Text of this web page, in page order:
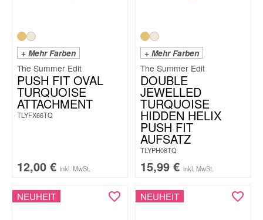
+ Mehr Farben
The Summer Edit
PUSH FIT OVAL
TURQUOISE
ATTACHMENT
TLYFX66TQ
12,00 € inkl. MwSt.
+ Mehr Farben
The Summer Edit
DOUBLE
JEWELLED
TURQUOISE
HIDDEN HELIX
PUSH FIT
AUFSATZ
TLYPH08TQ
15,99 € inkl. MwSt.
NEUHEIT NEUHEIT